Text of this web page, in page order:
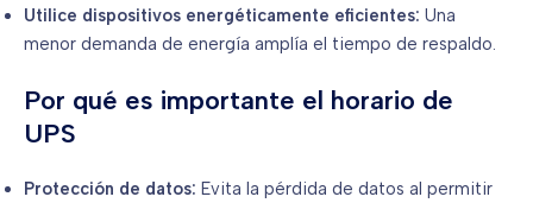
Utilice dispositivos energéticamente eficientes: Una
menor demanda de energía amplía el tiempo de respaldo.
Por qué es importante el horario de
UPS
Protección de datos: Evita la pérdida de datos al permitir